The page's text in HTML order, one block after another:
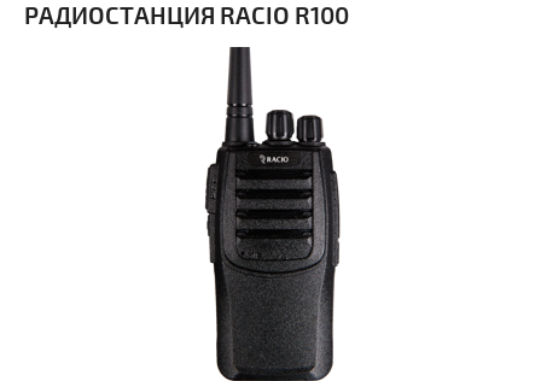
РАДИОСТАНЦИЯ RACIO R100